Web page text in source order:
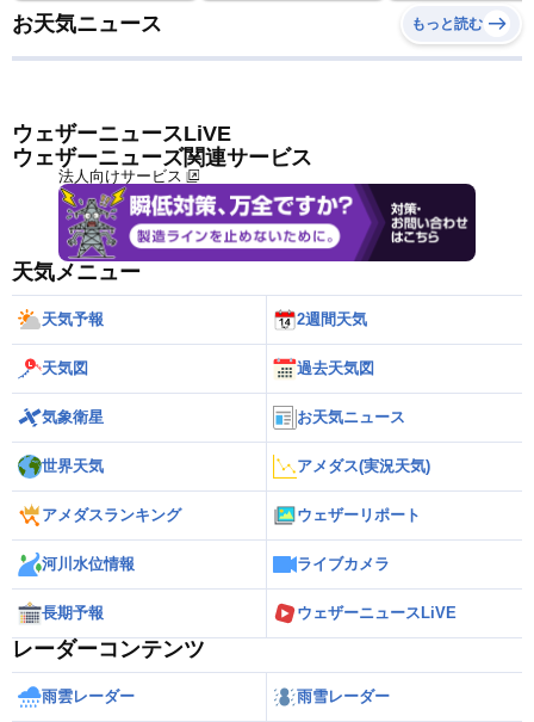
お天気ニュース もっと読む
ウェザーニュースLiVE
ウェザーニューズ関連サービス
法人向けサービス
天気メニュー
天気予報 2週間天気
天気図 過去天気図
気象衛星 お天気ニュース
世界天気 アメダス(実況天気)
アメダスランキング ウェザーリポート
河川水位情報 ライブカメラ
長期予報 ウェザーニュースLiVE
レーダーコンテンツ
雨雲レーダー 雨雪レーダー